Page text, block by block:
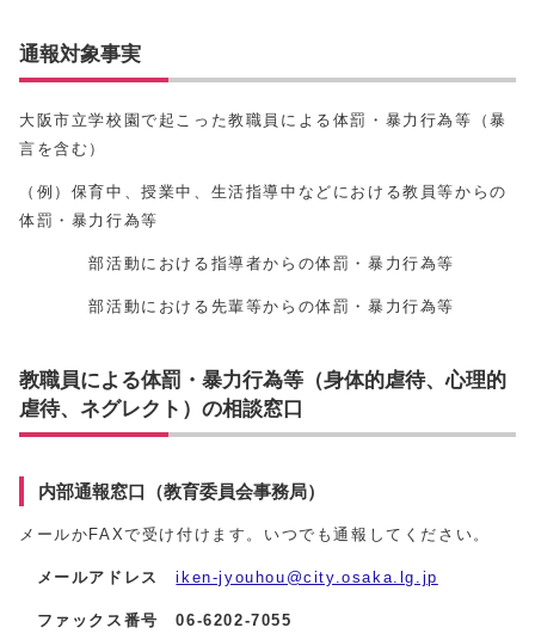
通報対象事実
大阪市立学校園で起こった教職員による体罰・暴力行為等（暴
言を含む）
（例）保育中、授業中、生活指導中などにおける教員等からの
体罰・暴力行為等
部活動における指導者からの体罰・暴力行為等
部活動における先輩等からの体罰・暴力行為等
教職員による体罰・暴力行為等（身体的虐待、心理的
虐待、ネグレクト）の相談窓口
内部通報窓口（教育委員会事務局）
メールかFAXで受け付けます。いつでも通報してください。
メールアドレスiken-jyouhou@city.osaka.lg.jp
ファックス番号 06-6202-7055